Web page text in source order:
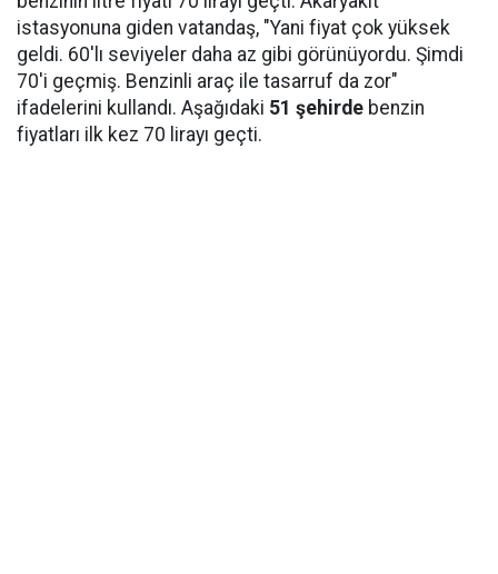
istasyonuna giden vatandaş, "Yani fiyat çok yüksek
geldi. 60'lı seviyeler daha az gibi görünüyordu. Şimdi
70'i geçmiş. Benzinli araç ile tasarruf da zor"
ifadelerini kullandı. Aşağıdaki 51 şehirde benzin
fiyatları ilk kez 70 lirayı geçti.